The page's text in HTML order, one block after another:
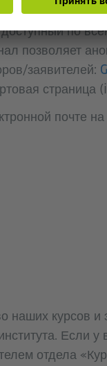
по
позволяет
заявителей:
страница
почте на
наших курсов и
Если
отдела